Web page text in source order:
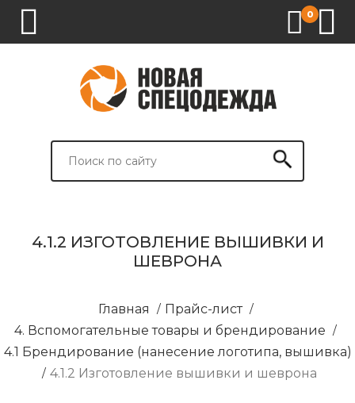
0
СПЕЦОДЕЖДА
СПЕЦОБУВЬ
СРЕДСТВА
ВСПОМОГАТЕЛЬНЫЕ
БРЕНДИРОВАНИЕ
4.1.2 ИЗГОТОВЛЕНИЕ ВЫШИВКИ И
ШЕВРОНА
Главная / Прайс-лист /
4. Вспомогательные товары и брендирование /
4.1 Брендирование (нанесение логотипа, вышивка)
/ 4.1.2 Изготовление вышивки и шеврона